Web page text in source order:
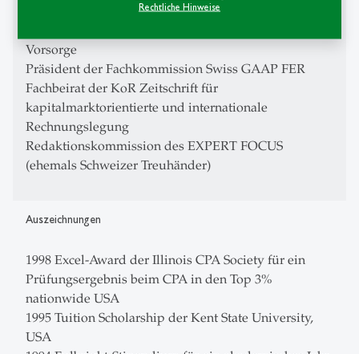
Rechtliche Hinweise
Vorsorge
Präsident der Fachkommission Swiss GAAP FER
Fachbeirat der KoR Zeitschrift für
kapitalmarktorientierte und internationale
Rechnungslegung
Redaktionskommission des EXPERT FOCUS
(ehemals Schweizer Treuhänder)
Auszeichnungen
1998 Excel-Award der Illinois CPA Society für ein
Prüfungsergebnis beim CPA in den Top 3%
nationwide USA
1995 Tuition Scholarship der Kent State University,
USA